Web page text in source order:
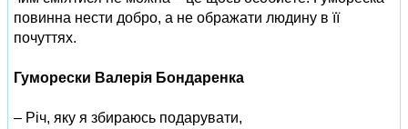
повинна нести добро, а не ображати людину в її
почуттях.
Гуморески Валерія Бондаренка
– Річ, яку я збираюсь подарувати,